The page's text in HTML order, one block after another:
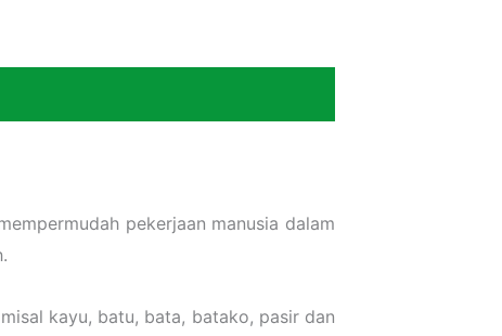
pekerjaan manusia dalam
kayu, batu, bata, batako, pasir dan